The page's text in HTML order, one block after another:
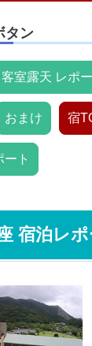
タン
室露天 レポ
おまけ 宿
ート
宿泊レポ